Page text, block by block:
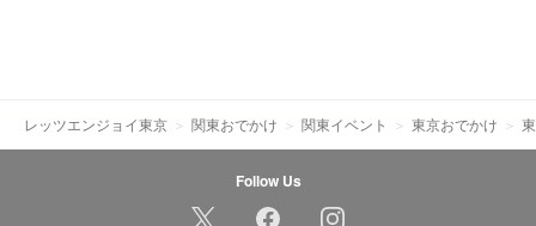
レッツエンジョイ東京 関東おでかけ 関東イベント 東京おでかけ
Follow Us